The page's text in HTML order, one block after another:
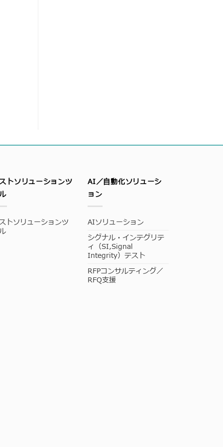
トソリューションツ
トソリューションツ
AI／自動化ソリューシ
ョン
AIソリューション
シグナル・インテグリテ
ィ（SI,Signal
Integrity）テスト
RFPコンサルティング／
RFQ支援